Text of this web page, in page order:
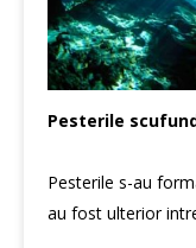
Pesterile
Pesterile s-au
au fost ulterior